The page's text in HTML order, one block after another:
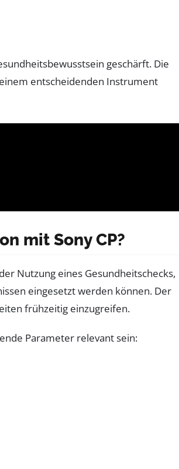
geschärft. Die
entscheidenden Instrument
mit Sony CP?
Nutzung eines Gesundheitschecks,
eingesetzt werden können. Der
frühzeitig einzugreifen.
Parameter relevant sein: